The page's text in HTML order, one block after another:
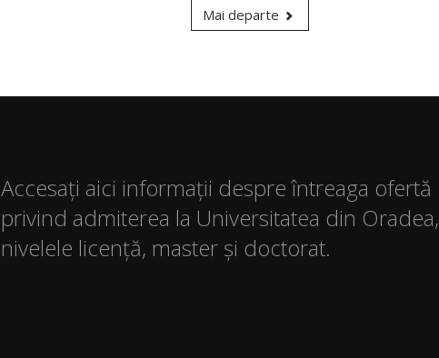
Mai departe
Accesați aici informații despre întreaga ofertă
privind admiterea la Universitatea din Oradea,
nivelele licență, master și doctorat.